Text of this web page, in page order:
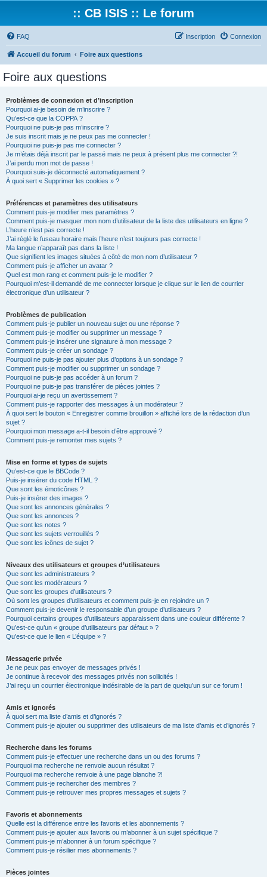
:: CB ISIS :: Le forum
FAQ Connexion
Inscription
Accueil du forum Foire aux questions
Foire aux questions
Problèmes de connexion et d’inscription
Pourquoi ai-je besoin de m’inscrire ?
Qu’est-ce que la COPPA ?
Pourquoi ne puis-je pas m’inscrire ?
Je suis inscrit mais je ne peux pas me connecter !
Pourquoi ne puis-je pas me connecter ?
Je m’étais déjà inscrit par le passé mais ne peux à présent plus me connecter ?!
J’ai perdu mon mot de passe !
Pourquoi suis-je déconnecté automatiquement ?
À quoi sert « Supprimer les cookies » ?
Préférences et paramètres des utilisateurs
Comment puis-je modifier mes paramètres ?
Comment puis-je masquer mon nom d’utilisateur de la liste des utilisateurs en ligne ?
L’heure n’est pas correcte !
J’ai réglé le fuseau horaire mais l’heure n’est toujours pas correcte !
Ma langue n’apparaît pas dans la liste !
Que signifient les images situées à côté de mon nom d’utilisateur ?
Comment puis-je afficher un avatar ?
Quel est mon rang et comment puis-je le modifier ?
Pourquoi m’est-il demandé de me connecter lorsque je clique sur le lien de courrier
électronique d’un utilisateur ?
Problèmes de publication
Comment puis-je publier un nouveau sujet ou une réponse ?
Comment puis-je modifier ou supprimer un message ?
Comment puis-je insérer une signature à mon message ?
Comment puis-je créer un sondage ?
Pourquoi ne puis-je pas ajouter plus d’options à un sondage ?
Comment puis-je modifier ou supprimer un sondage ?
Pourquoi ne puis-je pas accéder à un forum ?
Pourquoi ne puis-je pas transférer de pièces jointes ?
Pourquoi ai-je reçu un avertissement ?
Comment puis-je rapporter des messages à un modérateur ?
À quoi sert le bouton « Enregistrer comme brouillon » affiché lors de la rédaction d’un
sujet ?
Pourquoi mon message a-t-il besoin d’être approuvé ?
Comment puis-je remonter mes sujets ?
Mise en forme et types de sujets
Qu’est-ce que le BBCode ?
Puis-je insérer du code HTML ?
Que sont les émoticônes ?
Puis-je insérer des images ?
Que sont les annonces générales ?
Que sont les annonces ?
Que sont les notes ?
Que sont les sujets verrouillés ?
Que sont les icônes de sujet ?
Niveaux des utilisateurs et groupes d’utilisateurs
Que sont les administrateurs ?
Que sont les modérateurs ?
Que sont les groupes d’utilisateurs ?
Où sont les groupes d’utilisateurs et comment puis-je en rejoindre un ?
Comment puis-je devenir le responsable d’un groupe d’utilisateurs ?
Pourquoi certains groupes d’utilisateurs apparaissent dans une couleur différente ?
Qu’est-ce qu’un « groupe d’utilisateurs par défaut » ?
Qu’est-ce que le lien « L’équipe » ?
Messagerie privée
Je ne peux pas envoyer de messages privés !
Je continue à recevoir des messages privés non sollicités !
J’ai reçu un courrier électronique indésirable de la part de quelqu’un sur ce forum !
Amis et ignorés
À quoi sert ma liste d’amis et d’ignorés ?
Comment puis-je ajouter ou supprimer des utilisateurs de ma liste d’amis et d’ignorés ?
Recherche dans les forums
Comment puis-je effectuer une recherche dans un ou des forums ?
Pourquoi ma recherche ne renvoie aucun résultat ?
Pourquoi ma recherche renvoie à une page blanche ?!
Comment puis-je rechercher des membres ?
Comment puis-je retrouver mes propres messages et sujets ?
Favoris et abonnements
Quelle est la différence entre les favoris et les abonnements ?
Comment puis-je ajouter aux favoris ou m’abonner à un sujet spécifique ?
Comment puis-je m’abonner à un forum spécifique ?
Comment puis-je résilier mes abonnements ?
Pièces jointes